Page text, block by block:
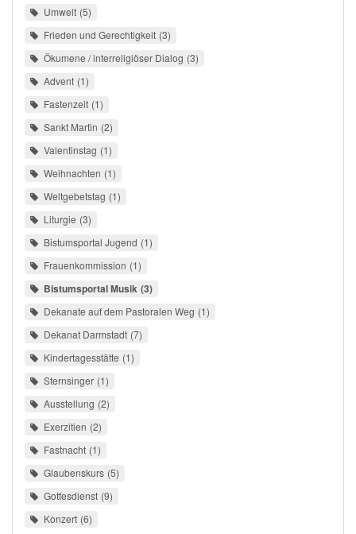
Umwelt 5
Frieden und Gerechtigkeit 3
Ökumene / interreligiöser Dialog 3
Advent 1
Fastenzeit 1
Sankt Martin 2
Valentinstag 1
Weihnachten 1
Weltgebetstag 1
Liturgie 3
Bistumsportal Jugend 1
Frauenkommission 1
Bistumsportal Musik 3
Dekanate auf dem Pastoralen Weg 1
Dekanat Darmstadt 7
Kindertagesstätte 1
Sternsinger 1
Ausstellung 2
Exerzitien 2
Fastnacht 1
Glaubenskurs 5
Gottesdienst 9
Konzert 6